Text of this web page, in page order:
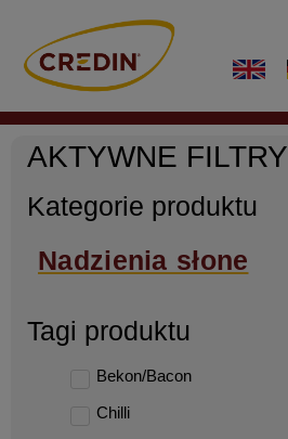
content
AKTYWNE FILTRY
Kategorie produktu
Nadzienia słone
Tagi produktu
Bekon/Bacon
Chilli